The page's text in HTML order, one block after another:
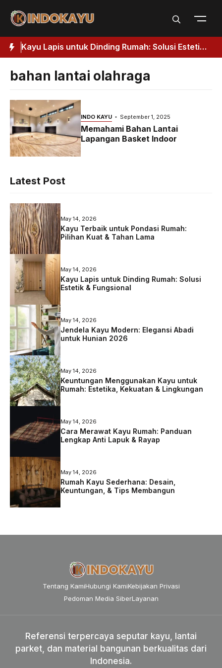
Kayu Lapis untuk Dinding Rumah: Solusi Estetik
& Fungsional
bahan lantai olahraga
INDO KAYU September 1, 2025
Memahami Bahan Lantai
Lapangan Basket Indoor
Latest Post
May 14, 2026
Kayu Terbaik untuk Pondasi Rumah:
Pilihan Kuat & Tahan Lama
May 14, 2026
Kayu Lapis untuk Dinding Rumah: Solusi
Estetik & Fungsional
May 14, 2026
Jendela Kayu Modern: Elegansi Abadi
untuk Hunian 2026
May 14, 2026
Keuntungan Menggunakan Kayu untuk
Rumah: Estetika, Kekuatan & Lingkungan
May 14, 2026
Cara Merawat Kayu Rumah: Panduan
Lengkap Anti Lapuk & Rayap
May 14, 2026
Rumah Kayu Sederhana: Desain,
Keuntungan, & Tips Membangun
Tentang KamiHubungi KamiKebijakan Privasi
Pedoman Media SiberLayanan
Referensi terpercaya seputar kayu, lantai
parket, dan material bangunan berkualitas dari
Indonesia.